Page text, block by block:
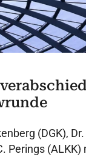
(DGK),
Perings (ALKK)